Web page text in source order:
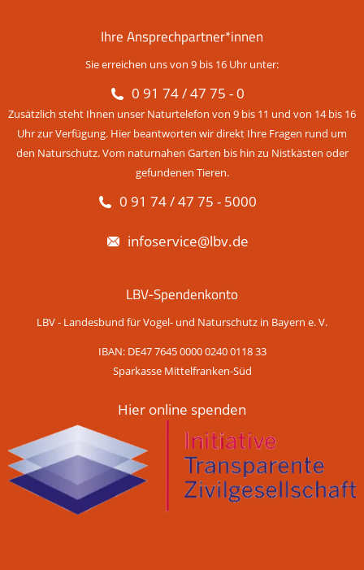
Ihre Ansprechpartner*innen
Sie erreichen uns von 9 bis 16 Uhr unter:
0 91 74 / 47 75 - 0
Zusätzlich steht Ihnen unser Naturtelefon von 9 bis 11 und von 14 bis 16
Uhr zur Verfügung. Hier beantworten wir direkt Ihre Fragen rund um
den Naturschutz. Vom naturnahen Garten bis hin zu Nistkästen oder
gefundenen Tieren.
0 91 74 / 47 75 - 5000
infoservice@lbv.de
LBV-Spendenkonto
LBV - Landesbund für Vogel- und Naturschutz in Bayern e. V.
IBAN: DE47 7645 0000 0240 0118 33
Sparkasse Mittelfranken-Süd
Hier online spenden